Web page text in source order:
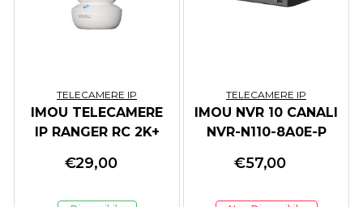
TELECAMERE IP
IMOU TELECAMERE
IP RANGER RC 2K+
MP 2.8 MM IR
€29,00
TELECAMERE IP
IMOU NVR 10 CANALI
NVR-N110-8A0E-P
€57,00